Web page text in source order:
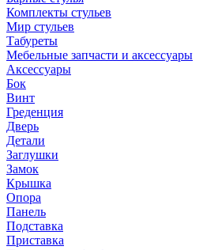
Комплекты стульев
Мир стульев
Табуреты
Мебельные запчасти и аксессуары
Аксессуары
Бок
Винт
Греденция
Дверь
Детали
Заглушки
Замок
Крышка
Опора
Панель
Подставка
Приставка